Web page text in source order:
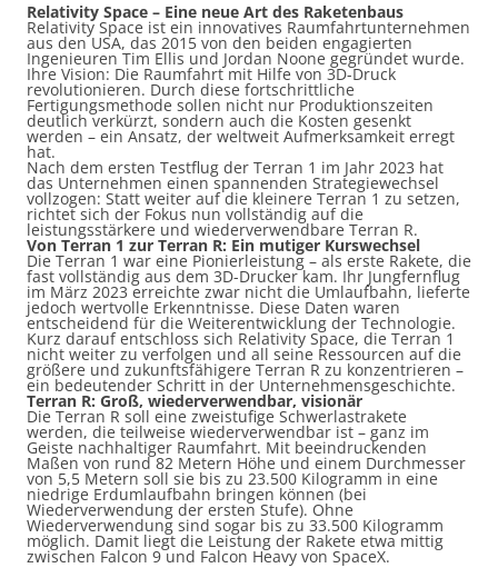
Relativity Space – Eine neue Art des Raketenbaus
Relativity Space ist ein innovatives Raumfahrtunternehmen
aus den USA, das 2015 von den beiden engagierten
Ingenieuren Tim Ellis und Jordan Noone gegründet wurde.
Ihre Vision: Die Raumfahrt mit Hilfe von 3D-Druck
revolutionieren. Durch diese fortschrittliche
Fertigungsmethode sollen nicht nur Produktionszeiten
deutlich verkürzt, sondern auch die Kosten gesenkt
werden – ein Ansatz, der weltweit Aufmerksamkeit erregt
hat.
Nach dem ersten Testflug der Terran 1 im Jahr 2023 hat
das Unternehmen einen spannenden Strategiewechsel
vollzogen: Statt weiter auf die kleinere Terran 1 zu setzen,
richtet sich der Fokus nun vollständig auf die
leistungsstärkere und wiederverwendbare Terran R.
Von Terran 1 zur Terran R: Ein mutiger Kurswechsel
Die Terran 1 war eine Pionierleistung – als erste Rakete, die
fast vollständig aus dem 3D-Drucker kam. Ihr Jungfernflug
im März 2023 erreichte zwar nicht die Umlaufbahn, lieferte
jedoch wertvolle Erkenntnisse. Diese Daten waren
entscheidend für die Weiterentwicklung der Technologie.
Kurz darauf entschloss sich Relativity Space, die Terran 1
nicht weiter zu verfolgen und all seine Ressourcen auf die
größere und zukunftsfähigere Terran R zu konzentrieren –
ein bedeutender Schritt in der Unternehmensgeschichte.
Terran R: Groß, wiederverwendbar, visionär
Die Terran R soll eine zweistufige Schwerlastrakete
werden, die teilweise wiederverwendbar ist – ganz im
Geiste nachhaltiger Raumfahrt. Mit beeindruckenden
Maßen von rund 82 Metern Höhe und einem Durchmesser
von 5,5 Metern soll sie bis zu 23.500 Kilogramm in eine
niedrige Erdumlaufbahn bringen können (bei
Wiederverwendung der ersten Stufe). Ohne
Wiederverwendung sind sogar bis zu 33.500 Kilogramm
möglich. Damit liegt die Leistung der Rakete etwa mittig
zwischen Falcon 9 und Falcon Heavy von SpaceX.